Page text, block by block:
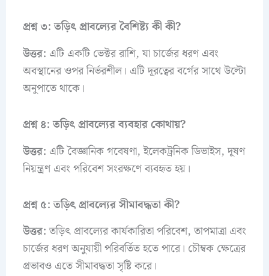
প্রশ্ন ৩: তড়িৎ প্রাবল্যের বৈশিষ্ট্য কী কী?
উত্তর: এটি একটি ভেক্টর রাশি, যা চার্জের ধরণ এবং
অবস্থানের ওপর নির্ভরশীল। এটি দূরত্বের বর্গের সাথে উল্টো
অনুপাতে থাকে।
প্রশ্ন ৪: তড়িৎ প্রাবল্যের ব্যবহার কোথায়?
উত্তর: এটি বৈজ্ঞানিক গবেষণা, ইলেকট্রনিক ডিভাইস, দূষণ
নিয়ন্ত্রণ এবং পরিবেশ সংরক্ষণে ব্যবহৃত হয়।
প্রশ্ন ৫: তড়িৎ প্রাবল্যের সীমাবদ্ধতা কী?
উত্তর: তড়িৎ প্রাবল্যের কার্যকারিতা পরিবেশ, তাপমাত্রা এবং
চার্জের ধরণ অনুযায়ী পরিবর্তিত হতে পারে। চৌম্বক ক্ষেত্রের
প্রভাবও এতে সীমাবদ্ধতা সৃষ্টি করে।